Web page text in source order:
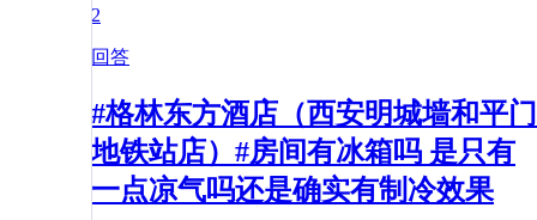
2
回答
#格林东方酒店（西安明城墙和平门
地铁站店）#房间有冰箱吗 是只有
一点凉气吗还是确实有制冷效果